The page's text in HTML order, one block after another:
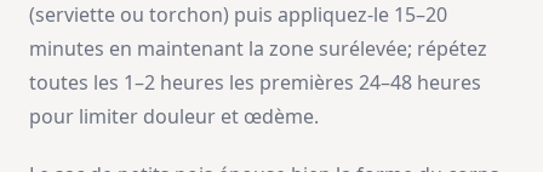
(serviette ou torchon) puis appliquez-le 15–20
minutes en maintenant la zone surélevée; répétez
toutes les 1–2 heures les premières 24–48 heures
pour limiter douleur et œdème.